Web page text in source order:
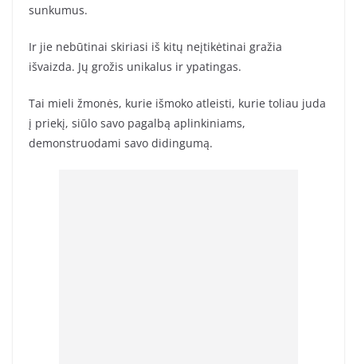
sunkumus.
Ir jie nebūtinai skiriasi iš kitų neįtikėtinai gražia
išvaizda. Jų grožis unikalus ir ypatingas.
Tai mieli žmonės, kurie išmoko atleisti, kurie toliau juda
į priekį, siūlo savo pagalbą aplinkiniams,
demonstruodami savo didingumą.